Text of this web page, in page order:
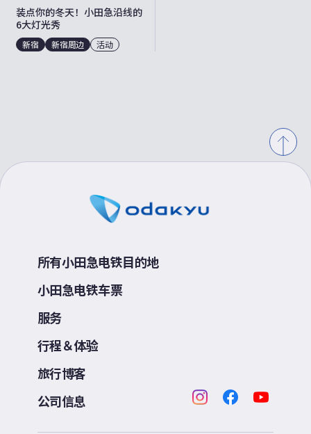
装点你的冬天！小田急沿线的
6大灯光秀
新宿 新宿周边 活动
所有小田急电铁目的地
小田急电铁车票
服务
行程＆体验
旅行博客
公司信息